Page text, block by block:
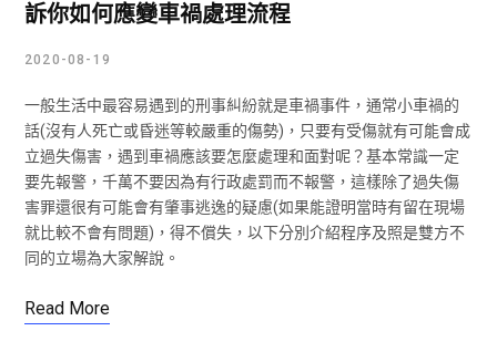
訴你如何應變車禍處理流程
2020-08-19
一般生活中最容易遇到的刑事糾紛就是車禍事件，通常小車禍的
話(沒有人死亡或昏迷等較嚴重的傷勢)，只要有受傷就有可能會成
立過失傷害，遇到車禍應該要怎麼處理和面對呢？基本常識一定
要先報警，千萬不要因為有行政處罰而不報警，這樣除了過失傷
害罪還很有可能會有肇事逃逸的疑慮(如果能證明當時有留在現場
就比較不會有問題)，得不償失，以下分別介紹程序及照是雙方不
同的立場為大家解說。
Read More